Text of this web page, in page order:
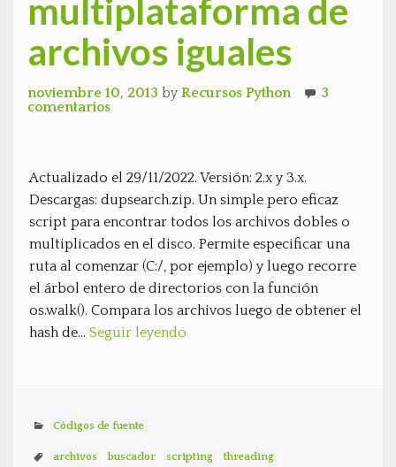
multiplataforma de
archivos iguales
noviembre 10, 2013 by Recursos Python
3
comentarios
Actualizado el 29/11/2022. Versión: 2.x y 3.x.
Descargas: dupsearch.zip. Un simple pero eficaz
script para encontrar todos los archivos dobles o
multiplicados en el disco. Permite especificar una
ruta al comenzar (C:/, por ejemplo) y luego recorre
el árbol entero de directorios con la función
os.walk(). Compara los archivos luego de obtener el
hash de… Seguir leyendo
Códigos de fuente
archivos buscador scripting threading